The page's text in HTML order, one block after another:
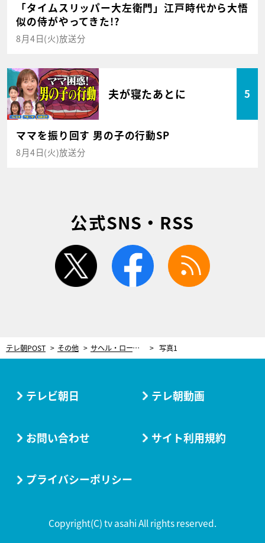
「タイムスリッパー大左衛門」江戸時代から大悟
似の侍がやってきた!?
8月4日(火)放送分
夫が寝たあとに 5
ママを振り回す 男の子の行動SP
8月4日(火)放送分
公式SNS・RSS
twitter facebook
テレ朝POST その他 サヘル・ローズ、悔しかった“テロリストの役”。芸能界で純外国人でも活躍できるレール作りが目標に 写真1
テレビ朝日 テレ朝動画
お問い合わせ サイト利用規約
プライバシーポリシー
Copyright(C) tv asahi All rights reserved.